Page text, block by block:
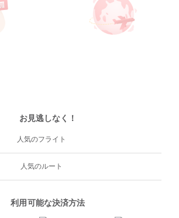
お見逃しなく！
人気のフライト
人気のルート
利用可能な決済方法